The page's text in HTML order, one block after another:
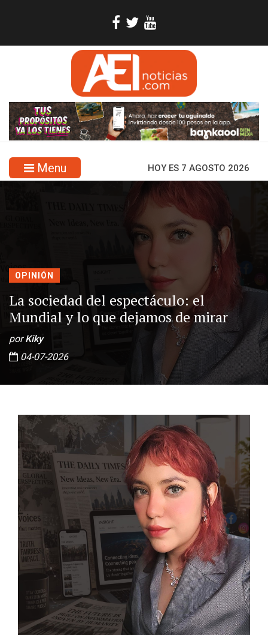
Menu HOY ES 7 AGOSTO 2026
OPINIÓN
La sociedad del espectáculo: el
Mundial y lo que dejamos de mirar
porKiky
04-07-2026